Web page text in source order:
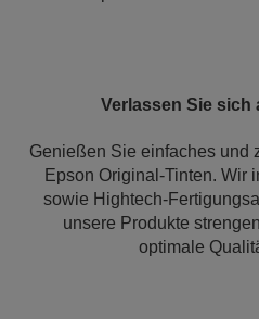
Verlassen Sie sich
Genießen Sie einfaches und
Epson Original-Tinten. Wir
sowie Hightech-
unsere Produkte
optimale